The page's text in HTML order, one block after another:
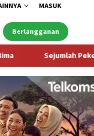
MASUK
Berlangganan
Dapur MBG di